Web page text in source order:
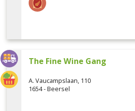
The Fine Wine Gang
A. Vaucampslaan, 110
1654 - Beersel